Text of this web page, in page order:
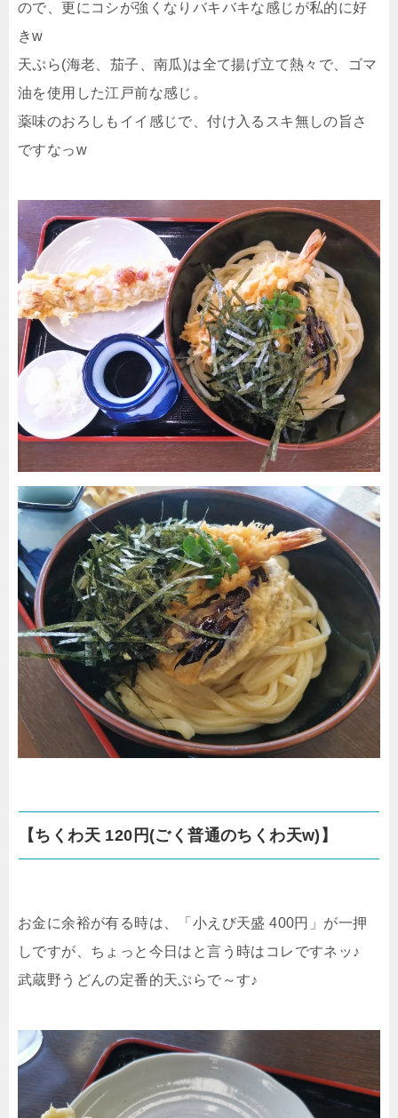
ので、更にコシが強くなりバキバキな感じが私的に好
きw
天ぷら(海老、茄子、南瓜)は全て揚げ立て熱々で、ゴマ
油を使用した江戸前な感じ。
薬味のおろしもイイ感じで、付け入るスキ無しの旨さ
ですなっw
【ちくわ天 120円(ごく普通のちくわ天w)】
お金に余裕が有る時は、「小えび天盛 400円」が一押
しですが、ちょっと今日はと言う時はコレですネッ♪
武蔵野うどんの定番的天ぷらで～す♪